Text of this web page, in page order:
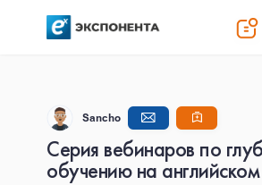
Sancho
Серия вебинаров по
обучению на